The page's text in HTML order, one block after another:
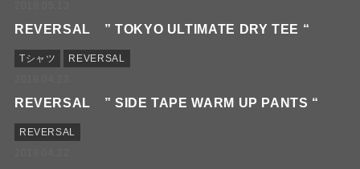
REVERSAL ” TOKYO ULTIMATE DRY TEE “
Tシャツ
REVERSAL
REVERSAL ” SIDE TAPE WARM UP PANTS “
REVERSAL